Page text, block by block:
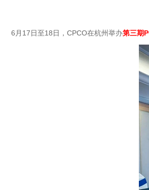
6月17日至18日，CPCO在杭州举办第三期